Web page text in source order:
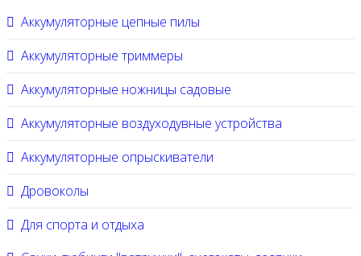
Аккумуляторные цепные пилы
Аккумуляторные триммеры
Аккумуляторные ножницы садовые
Аккумуляторные воздуходувные устройства
Аккумуляторные опрыскиватели
Дровоколы
Для спорта и отдыха